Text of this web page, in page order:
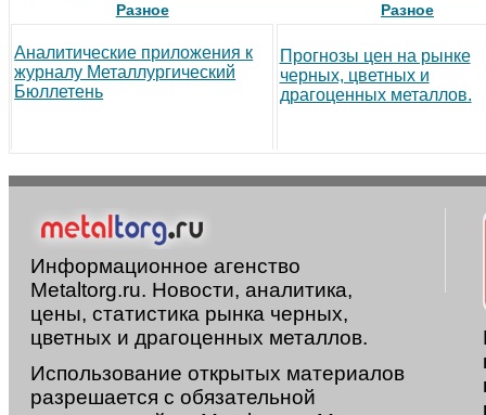
Разное
Аналитические приложения к
журналу Металлургический
Бюллетень
Разное
Прогнозы цен на рынке
черных, цветных и
драгоценных металлов.
Информационное агенство
Metaltorg.ru. Новости, аналитика,
цены, статистика рынка черных,
цветных и драгоценных металлов.
Использование открытых материалов
разрешается с обязательной